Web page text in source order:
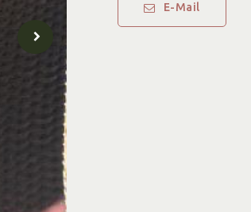
E-Mail